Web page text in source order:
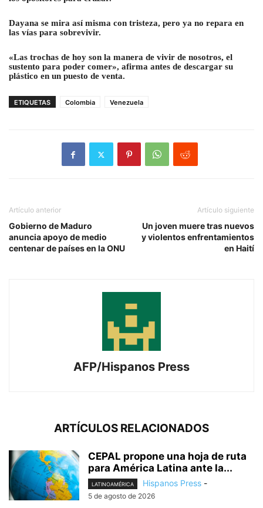
Dayana se mira así misma con tristeza, pero ya no repara en
las vías para sobrevivir.
«Las trochas de hoy son la manera de vivir de nosotros, el
sustento para poder comer», afirma antes de descargar su
plástico en un puesto de venta.
ETIQUETAS Colombia Venezuela
Artículo anterior
Gobierno de Maduro
anuncia apoyo de medio
centenar de países en la ONU
Artículo siguiente
Un joven muere tras nuevos
y violentos enfrentamientos
en Haití
AFP/Hispanos Press
ARTÍCULOS RELACIONADOS
CEPAL propone una hoja de ruta
para América Latina ante la...
LATINOAMÉRICA Hispanos Press -
5 de agosto de 2026